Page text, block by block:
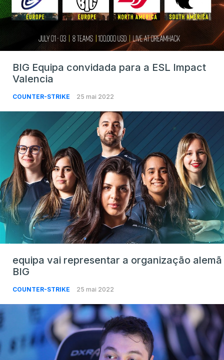
BIG Equipa convidada para a ESL Impact
Valencia
COUNTER-STRIKE 25 mai 2022
equipa vai representar a organização alemã
BIG
COUNTER-STRIKE 25 mai 2022